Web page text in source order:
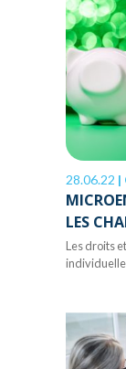
28.06.22 |
LES
Les droits